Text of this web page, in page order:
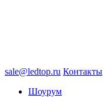
sale@ledtop.ru Контакты
Шоурум